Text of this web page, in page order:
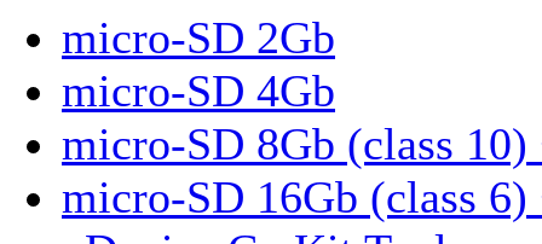
micro-SD 2Gb
micro-SD 4Gb
micro-SD 8Gb (class 10)
micro-SD 16Gb (class 6)